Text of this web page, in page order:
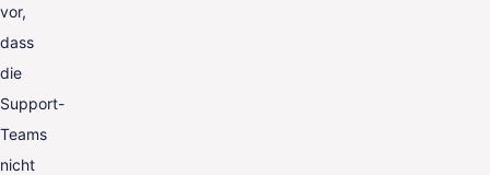
vor,
dass
die
Support-
Teams
nicht